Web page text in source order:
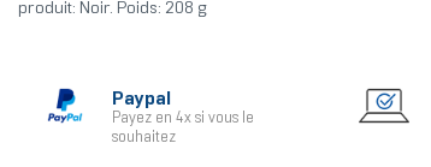
produit: Noir. Poids: 208 g
Paypal
Payez en 4x si vous le
souhaitez